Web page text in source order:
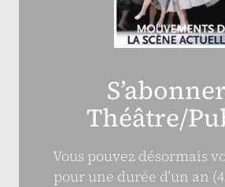
Théâtre/
Vous pouvez désormais
pour une durée d’un an